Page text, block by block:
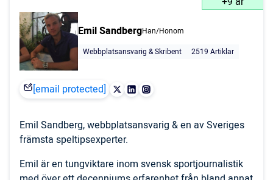
Emil SandbergHan/Honom
Webbplatsansvarig & Skribent
2519 Artiklar
[email protected]
Emil Sandberg, webbplatsansvarig & en av Sveriges
främsta speltipsexperter.
Emil är en tungviktare inom svensk sportjournalistik